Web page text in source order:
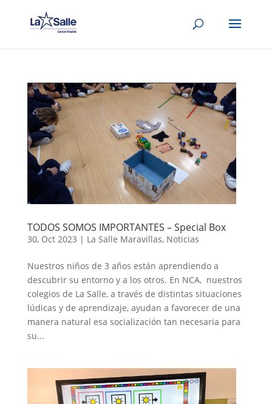
TODOS SOMOS IMPORTANTES – Special Box
30, Oct 2023 | La Salle Maravillas, Noticias
Nuestros niños de 3 años están aprendiendo a
descubrir su entorno y a los otros. En NCA, nuestros
colegios de La Salle, a través de distintas situaciones
lúdicas y de aprendizaje, ayudan a favorecer de una
manera natural esa socialización tan necesaria para
su...